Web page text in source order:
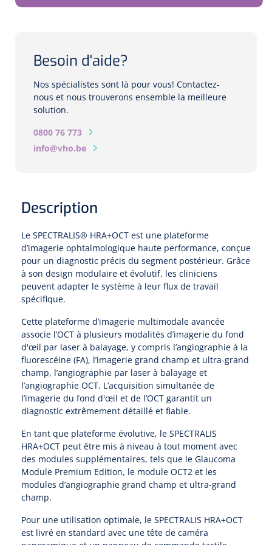
Biomètres
Biomètres optiques
Périmètres
Pachimètres
Lampes à fente
Options
Lampe à fente
Microscopes spéculaires
Écrans d'optotypes
Lasers
Besoin d'aide?
Nos spécialistes sont là pour vous! Contactez-
nous et nous trouverons ensemble la meilleure
solution.
0800 76 773
info@vho.be
Description
Le SPECTRALIS® HRA+OCT est une plateforme
d’imagerie ophtalmologique haute performance, conçue
pour un diagnostic précis du segment postérieur. Grâce
à son design modulaire et évolutif, les cliniciens
peuvent adapter le système à leur flux de travail
spécifique.
Cette plateforme d’imagerie multimodale avancée
associe l’OCT à plusieurs modalités d’imagerie du fond
d'œil par laser à balayage, y compris l’angiographie à la
fluorescéine (FA), l’imagerie grand champ et ultra-grand
champ, l’angiographie par laser à balayage et
l’angiographie OCT. L’acquisition simultanée de
l’imagerie du fond d'œil et de l’OCT garantit un
diagnostic extrêmement détaillé et fiable.
En tant que plateforme évolutive, le SPECTRALIS
HRA+OCT peut être mis à niveau à tout moment avec
des modules supplémentaires, tels que le Glaucoma
Module Premium Edition, le module OCT2 et les
modules d’angiographie grand champ et ultra-grand
champ.
Pour une utilisation optimale, le SPECTRALIS HRA+OCT
est livré en standard avec une tête de caméra